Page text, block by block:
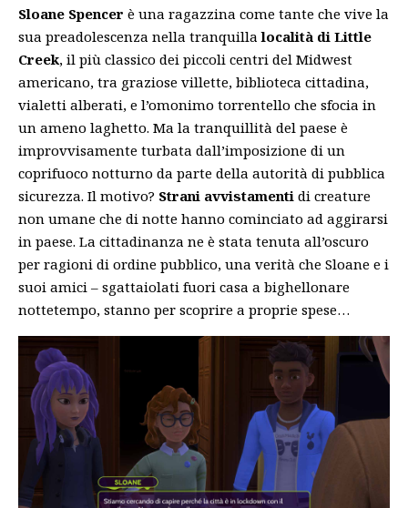
Sloane Spencer è una ragazzina come tante che vive la
sua preadolescenza nella tranquillalocalità di Little
Creek, il più classico dei piccoli centri del Midwest
americano, tra graziose villette, biblioteca cittadina,
vialetti alberati, e l’omonimo torrentello che sfocia in
un ameno laghetto. Ma la tranquillità del paese è
improvvisamente turbata dall’imposizione di un
coprifuoco notturno da parte della autorità di pubblica
sicurezza. Il motivo? Strani avvistamenti di creature
non umane che di notte hanno cominciato ad aggirarsi
in paese. La cittadinanza ne è stata tenuta all’oscuro
per ragioni di ordine pubblico, una verità che Sloane e i
suoi amici – sgattaiolati fuori casa a bighellonare
nottetempo, stanno per scoprire a proprie spese…